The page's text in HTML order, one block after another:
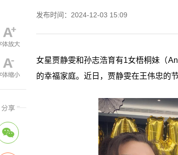
发布时间：2024-12-03 15:09
女星贾静雯和孙志浩育有1女梧桐妹（
的幸福家庭。近日，贾静雯在王伟忠的